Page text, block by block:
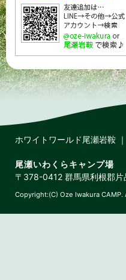
ホワイトワールド尾瀬岩鞍｜
尾瀬いわくらキャンプ場
〒378-0412 群馬県利根郡
Copyright:(C) Oze Iwakura CAMP.